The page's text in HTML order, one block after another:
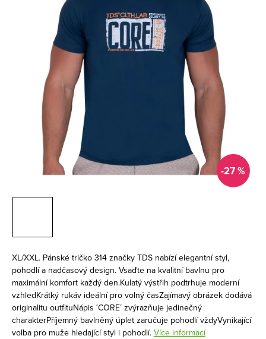
-27 %
XL/XXL. Pánské tričko 314 značky TDS nabízí elegantní styl,
pohodlí a nadčasový design. Vsaďte na kvalitní bavlnu pro
maximální komfort každý den.Kulatý výstřih podtrhuje moderní
vzhledKrátký rukáv ideální pro volný časZajímavý obrázek dodává
originalitu outfituNápis ´CORE´ zvýrazňuje jedinečný
charakterPříjemný bavlněný úplet zaručuje pohodlí vždyVynikající
volba pro muže hledající styl i pohodlí. Více informací